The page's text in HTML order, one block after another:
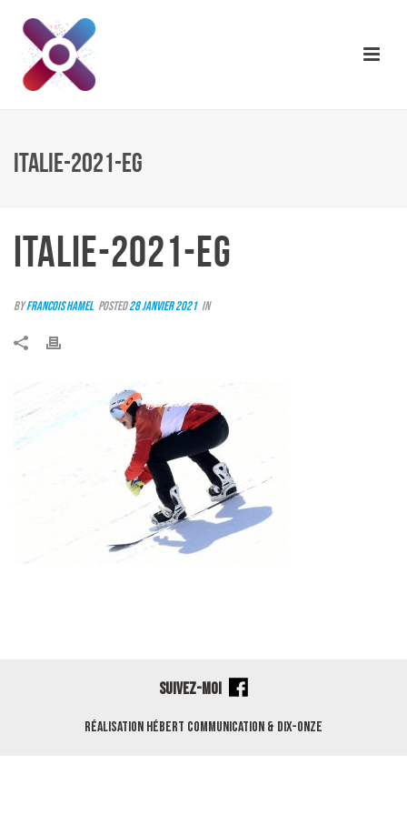
ITALIE-2021-EG
ITALIE-2021-EG
ByFrancois Hamel Posted28 janvier 2021 In
SUIVEZ-MOI
Réalisation Hébert Communication & Dix-Onze